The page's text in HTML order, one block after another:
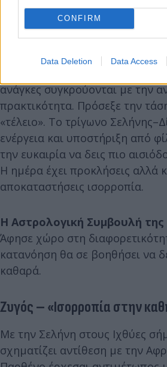
CONFIRM
Data Deletion Data Access
Σήμερα Κυριακή, με τη Σελήνη
Ιχθύες σε αντίθεση με την
σου, οι σχέσεις μπαίνουν στο
να προκύψουν παρεξηγήσεις
ανάγκες συγκρούονται με την
πρακτικότητα. Πρόσεξε την
«τέλειο». Το τρίγωνο
ενέργεια και υποστήριξη από
την ευκαιρία να δεις πιο
Η ημέρα έχει προκλήσεις αλλά
αποκαταστήσεις ισορροπία.
Η Αστρολογική Συμβουλή
Άφησε χώρο στη
κατανόηση θα σε βοηθήσει να
καθαρά.
Ζυγός – «Ισορροπία στην
Με την Σελήνη στους Ιχθύες
σχηματίζει αντίθεση με την